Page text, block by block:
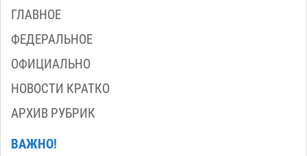
ГЛАВНОЕ
ФЕДЕРАЛЬНОЕ
ОФИЦИАЛЬНО
НОВОСТИ КРАТКО
АРХИВ РУБРИК
ВАЖНО!